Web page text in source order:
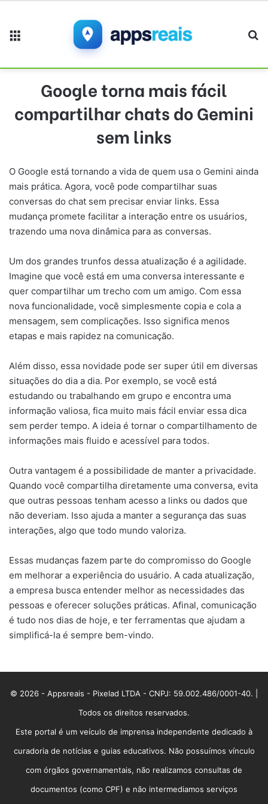
Google torna mais fácil
compartilhar chats do Gemini
sem links
O Google está tornando a vida de quem usa o Gemini ainda
mais prática. Agora, você pode compartilhar suas
conversas do chat sem precisar enviar links. Essa
mudança promete facilitar a interação entre os usuários,
trazendo uma nova dinâmica para as conversas.
Um dos grandes trunfos dessa atualização é a agilidade.
Imagine que você está em uma conversa interessante e
quer compartilhar um trecho com um amigo. Com essa
nova funcionalidade, você simplesmente copia e cola a
mensagem, sem complicações. Isso significa menos
etapas e mais rapidez na comunicação.
Além disso, essa novidade pode ser super útil em diversas
situações do dia a dia. Por exemplo, se você está
estudando ou trabalhando em grupo e encontra uma
informação valiosa, fica muito mais fácil enviar essa dica
sem perder tempo. A ideia é tornar o compartilhamento de
informações mais fluido e acessível para todos.
Outra vantagem é a possibilidade de manter a privacidade.
Quando você compartilha diretamente uma conversa, evita
que outras pessoas tenham acesso a links ou dados que
não deveriam. Isso ajuda a manter a segurança das suas
interações, algo que todo mundo valoriza.
Essas mudanças fazem parte do compromisso do Google
em melhorar a experiência do usuário. A cada atualização,
a empresa busca entender melhor as necessidades das
pessoas e oferecer soluções práticas. Afinal, comunicação
é tudo nos dias de hoje, e ter ferramentas que ajudam a
simplificá-la é sempre bem-vindo.
© 2026 - Appsreais - Pixelad LTDA - CNPJ: 59.002.486/0001-40. |
Todos os direitos reservados.
Este portal é um veículo de imprensa independente dedicado à
curadoria de notícias e guias educativos. Não possuímos vínculo
com órgãos governamentais, não realizamos consultas de
documentos (como CPF) e não intermediamos serviços